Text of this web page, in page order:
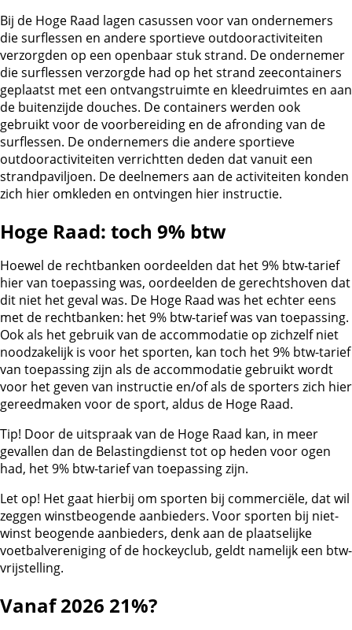
Bij de Hoge Raad lagen casussen voor van ondernemers
die surflessen en andere sportieve outdooractiviteiten
verzorgden op een openbaar stuk strand. De ondernemer
die surflessen verzorgde had op het strand zeecontainers
geplaatst met een ontvangstruimte en kleedruimtes en aan
de buitenzijde douches. De containers werden ook
gebruikt voor de voorbereiding en de afronding van de
surflessen. De ondernemers die andere sportieve
outdooractiviteiten verrichtten deden dat vanuit een
strandpaviljoen. De deelnemers aan de activiteiten konden
zich hier omkleden en ontvingen hier instructie.
Hoge Raad: toch 9% btw
Hoewel de rechtbanken oordeelden dat het 9% btw-tarief
hier van toepassing was, oordeelden de gerechtshoven dat
dit niet het geval was. De Hoge Raad was het echter eens
met de rechtbanken: het 9% btw-tarief was van toepassing.
Ook als het gebruik van de accommodatie op zichzelf niet
noodzakelijk is voor het sporten, kan toch het 9% btw-tarief
van toepassing zijn als de accommodatie gebruikt wordt
voor het geven van instructie en/of als de sporters zich hier
gereedmaken voor de sport, aldus de Hoge Raad.
Tip! Door de uitspraak van de Hoge Raad kan, in meer
gevallen dan de Belastingdienst tot op heden voor ogen
had, het 9% btw-tarief van toepassing zijn.
Let op! Het gaat hierbij om sporten bij commerciële, dat wil
zeggen winstbeogende aanbieders. Voor sporten bij niet-
winst beogende aanbieders, denk aan de plaatselijke
voetbalvereniging of de hockeyclub, geldt namelijk een btw-
vrijstelling.
Vanaf 2026 21%?